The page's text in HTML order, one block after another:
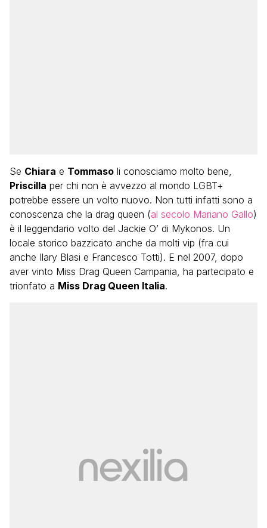
Se Chiara e Tommaso li conosciamo molto bene,
Priscilla per chi non è avvezzo al mondo LGBT+
potrebbe essere un volto nuovo. Non tutti infatti sono a
conoscenza che la drag queen (al secolo Mariano Gallo)
è il leggendario volto del Jackie O’ di Mykonos. Un
locale storico bazzicato anche da molti vip (fra cui
anche Ilary Blasi e Francesco Totti). E nel 2007, dopo
aver vinto Miss Drag Queen Campania, ha partecipato e
trionfato a Miss Drag Queen Italia.